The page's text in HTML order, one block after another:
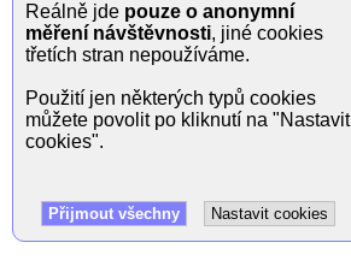
Reálně jde pouze o anonymní
měření návštěvnosti, jiné cookies
třetích stran nepoužíváme.
Použití jen některých typů cookies
můžete povolit po kliknutí na "Nastavit
cookies".
Přijmout všechny Nastavit cookies